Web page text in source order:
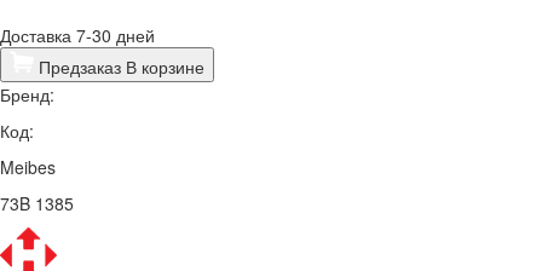
Доставка 7-30 дней
Предзаказ В корзине
Бренд:
Код:
Meibes
73B 1385